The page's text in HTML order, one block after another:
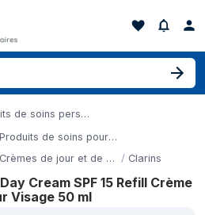
Produits de soins personnels
Produits de soins pour le visage
Crèmes de jour et de nuit Clarins
Cream SPF 15 Refill Crème
Visage 50 ml
Extra-Firming Day Cream SPF
Date